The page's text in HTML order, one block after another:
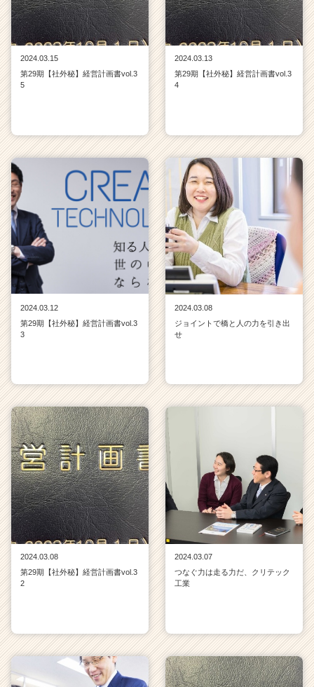
が
届
く
ア
キ
ャ
リ
ア
（C
h
e
e
r
C
r
2024.03.15
第29期【社外秘】経営計画書vol.3
5
2024.03.13
第29期【社外秘】経営計画書vol.3
4
2024.03.12
第29期【社外秘】経営計画書vol.3
3
2024.03.08
ジョイントで橋と人の力を引き出
せ
2024.03.08
第29期【社外秘】経営計画書vol.3
2
2024.03.07
つなぐ力は走る力だ、クリテック
工業